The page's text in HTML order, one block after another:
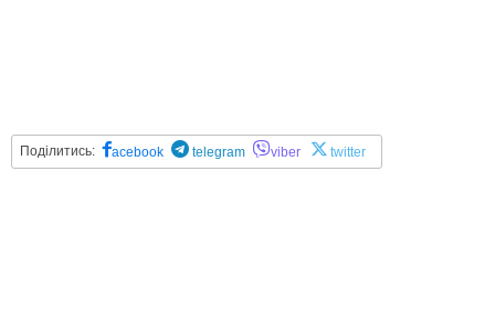
Поділитись: acebook telegram viber twitter